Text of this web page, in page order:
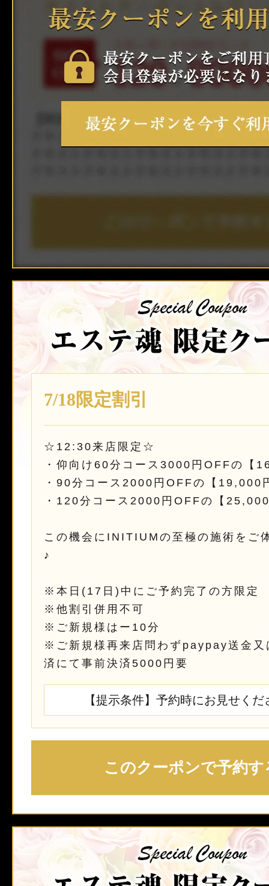
店舗型 マンション(個室)
東京 神奈川 埼玉
茨城 栃木 群馬
写メ日記
ニュース
ギャラリー
7/18限定割引
☆12:30来店限定☆
・仰向け60分コース3000円OFFの【
・90分コース2000円OFFの【19,000
・120分コース2000円OFFの【
この機会にINITIUMの至極の施術をご
♪
※本日(17日)中にご予約完了の方限定
※他割引併用不可
※ご新規様はー10分
※ご新規様再来店問わずpaypay送金又
済にて事前決済5000円要
【提示条件】予約時にお見せくだ
このクーポンで予約す